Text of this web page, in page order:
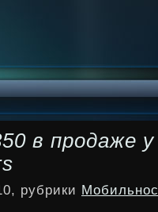
в продаже у
рубрики